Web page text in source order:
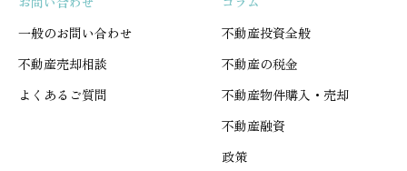
一般のお問い合わせ
不動産売却相談
よくあるご質問
不動産投資全般
不動産の税金
不動産物件購入・売却
不動産融資
政策